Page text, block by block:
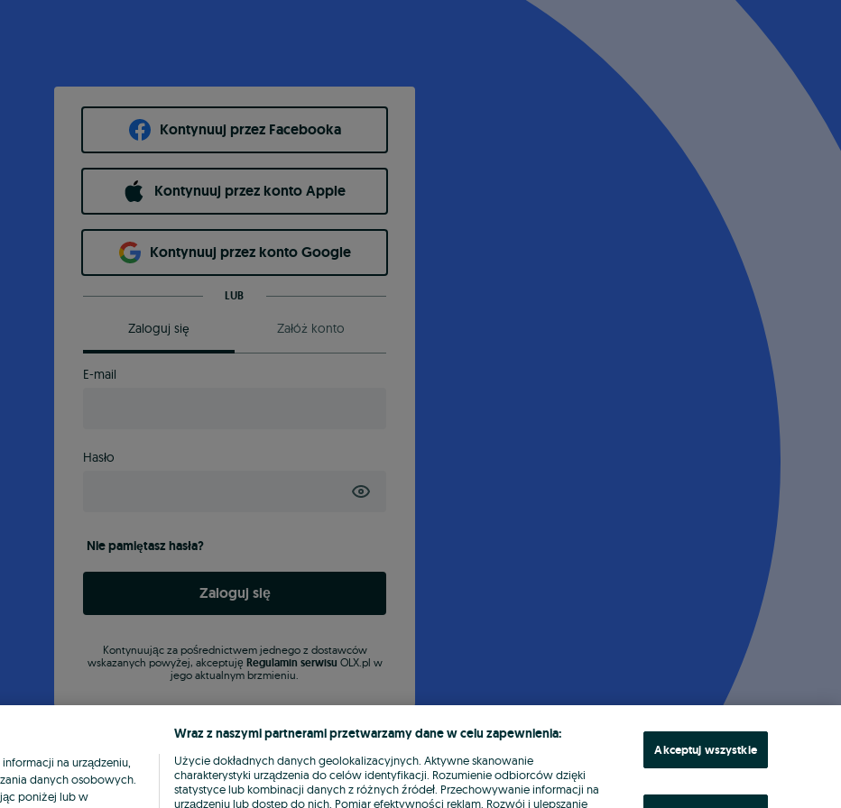
Kontynuuj przez Facebooka
Kontynuuj przez konto Apple
Kontynuuj przez konto Google
LUB
Zaloguj się Załóż konto
E-mail
Hasło
Nie pamiętasz hasła?
Zaloguj się
Kontynuując za pośrednictwem jednego z dostawców
wskazanych powyżej, akceptuję Regulamin serwisu OLX.pl w
jego aktualnym brzmieniu.
na urządzeniu,
danych osobowych.
poniżej lub w
Wraz z naszymi partnerami przetwarzamy dane w celu zapewnienia:
Użycie dokładnych danych geolokalizacyjnych. Aktywne skanowanie
charakterystyki urządzenia do celów identyfikacji. Rozumienie odbiorców dzięki
statystyce lub kombinacji danych z różnych źródeł. Przechowywanie informacji na
urządzeniu lub dostęp do nich. Pomiar efektywności reklam. Rozwój i ulepszanie
Akceptuj wszystkie